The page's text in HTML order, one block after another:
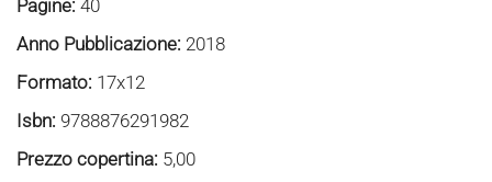
Pagine: 40
Anno Pubblicazione: 2018
Formato: 17x12
Isbn: 9788876291982
Prezzo copertina: 5,00